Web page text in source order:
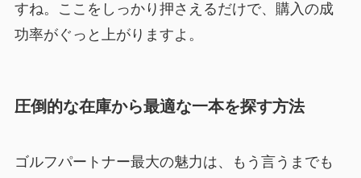
すね。ここをしっかり押さえるだけで、購入の成
功率がぐっと上がりますよ。
圧倒的な在庫から最適な一本を探す方法
ゴルフパートナー最大の魅力は、もう言うまでも